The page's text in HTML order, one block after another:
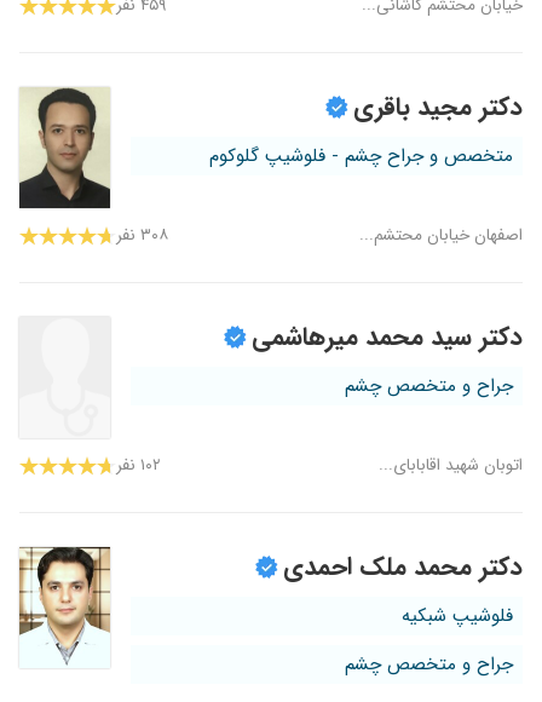
خیابان محتشم کاشانی... ۴۵۹ نفر
دکتر مجید باقری
متخصص و جراح چشم - فلوشیپ گلوکوم
اصفهان خیابان محتشم... ۳۰۸ نفر
دکتر سید محمد میرهاشمی
جراح و متخصص چشم
اتوبان شهید اقابابای... ۱۰۲ نفر
دکتر محمد ملک احمدی
فلوشیپ شبکیه
جراح و متخصص چشم